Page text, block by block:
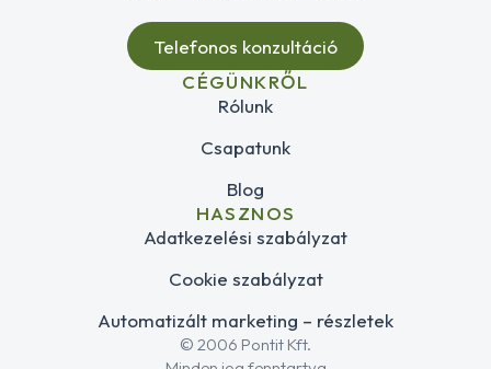
Telefonos konzultáció
CÉGÜNKRŐL
Rólunk
Csapatunk
Blog
HASZNOS
Adatkezelési szabályzat
Cookie szabályzat
Automatizált marketing – részletek
© 2006 Pontit Kft.